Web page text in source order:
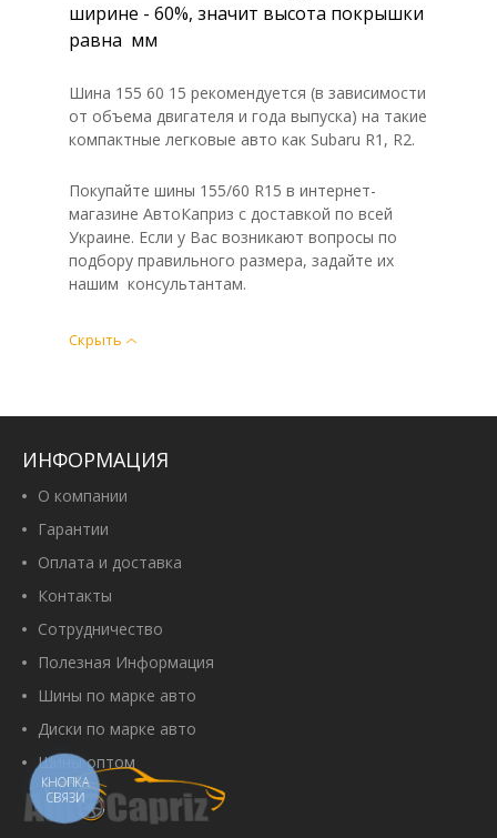
ширине - 60%, значит высота покрышки
равна мм
Шина 155 60 15 рекомендуется (в зависимости
от объема двигателя и года выпуска) на такие
компактные легковые авто как Subaru R1, R2.
Покупайте шины 155/60 R15 в интернет-
магазине АвтоКаприз с доставкой по всей
Украине. Если у Вас возникают вопросы по
подбору правильного размера, задайте их
нашим консультантам.
Скрыть
ИНФОРМАЦИЯ
О компании
Гарантии
Оплата и доставка
Контакты
Сотрудничество
Полезная Информация
Шины по марке авто
Диски по марке авто
Шины оптом
КНОПКА
СВЯЗИ